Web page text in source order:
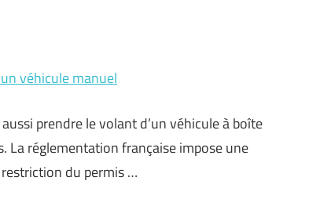
véhicule manuel
prendre le volant d’un véhicule à boîte
La réglementation française impose une
du permis …